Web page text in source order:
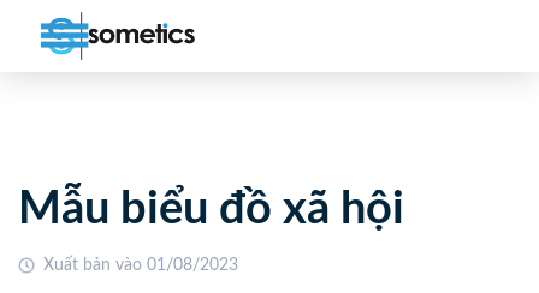
Mẫu biểu đồ xã hội
Xuất bản vào 01/08/2023